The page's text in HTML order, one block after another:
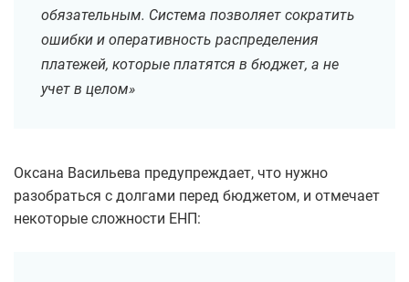
обязательным. Система позволяет сократить
ошибки и оперативность распределения
платежей, которые платятся в бюджет, а не
учет в целом»
Оксана Васильева предупреждает, что нужно
разобраться с долгами перед бюджетом, и отмечает
некоторые сложности ЕНП: